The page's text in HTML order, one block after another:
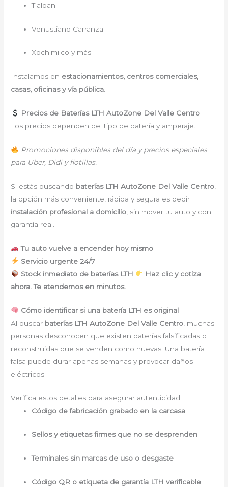
Tlalpan
Venustiano Carranza
Xochimilco y más
Instalamos en estacionamientos, centros comerciales,
casas, oficinas y vía pública.
Precios de Baterías LTH AutoZone Del Valle Centro
Los precios dependen del tipo de batería y amperaje.
Promociones disponibles del día y precios especiales
para Uber, Didi y flotillas.
Si estás buscando baterías LTH AutoZone Del Valle Centro
la opción más conveniente, rápida y segura es pedir
instalación profesional a domicilio , sin mover tu auto y con
garantía real.
Tu auto vuelve a encender hoy mismo
Servicio urgente 24/7
Stock inmediato de baterías LTH
Haz clic y cotiza
ahora. Te atendemos en minutos.
Cómo identificar si una batería LTH es original
Al buscar baterías LTH AutoZone Del Valle Centro , muchas
personas desconocen que existen baterías falsificadas o
reconstruidas que se venden como nuevas. Una batería
falsa puede durar apenas semanas y provocar daños
eléctricos.
Verifica estos detalles para asegurar autenticidad:
Código de fabricación grabado en la carcasa
Sellos y etiquetas firmes que no se desprenden
Terminales sin marcas de uso o desgaste
Código QR o etiqueta de garantía LTH verificable